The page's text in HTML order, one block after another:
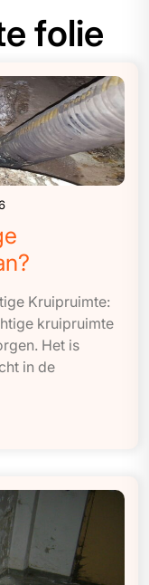
folie
Kruipruimte:
kruipruimte
Het is
in de